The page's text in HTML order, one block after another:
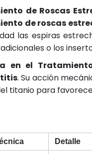
de Roscas
de roscas
las espiras
o los
en el
. Su acción
titanio para
Detalle